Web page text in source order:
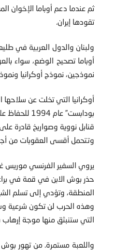
ثم عندما دعم أوباما الإخوان
تقودها إيران.
ولبنان والدول العربية في
أوباما تصحيح الوضع، سواء
نموذجين، نموذج أوكرانيا
أوكرانيا التي تخلت عن
بودابست”
قنابل نووية وصواريخ قادرة
وتتحمل أقسى العقوبات من
يروي السفير الفرنسي موريس
المنطقة، وتؤدي إلى تسلم
وهذه الحرب لن تكون شرعية
التي ستنبثق منها موجة
واللعبة مستمرة. من تهور بوش